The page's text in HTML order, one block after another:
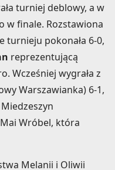
turniej deblowy, a w
w finale. Rozstawiona
turnieju pokonała 6-0,
reprezentującą
Wcześniej wygrała z
Warszawianka) 6-1,
Mai Wróbel, która
Melanii i Oliwii